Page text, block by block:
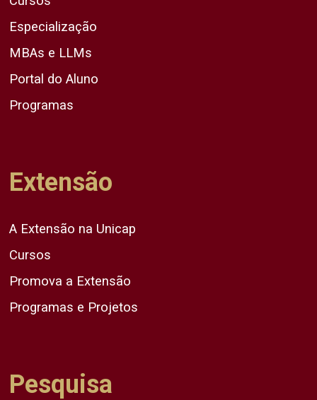
Especialização
MBAs e LLMs
Portal do Aluno
Programas
Extensão
A Extensão na Unicap
Cursos
Promova a Extensão
Programas e Projetos
Pesquisa